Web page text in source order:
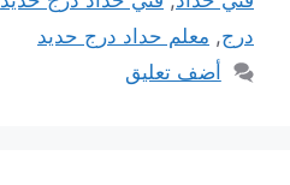
درج, معلم حداد درج حديد
أضف تعليق